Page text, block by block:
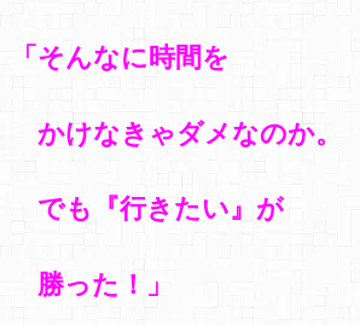
「そんなに時間を
かけなきゃダメなのか。
でも『行きたい』が
勝った！」